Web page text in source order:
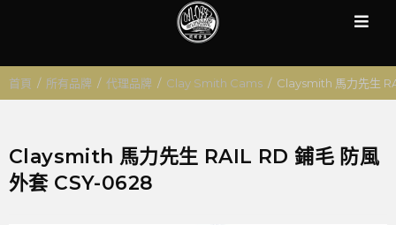
首頁 / 所有品牌 / 代理品牌 / Clay Smith Cams / Claysmith 馬力先生
Claysmith 馬力先生 RAIL RD 鋪毛 防風
外套 CSY-0628